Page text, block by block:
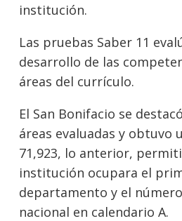
institución.
Las pruebas Saber 11
desarrollo de las
áreas del currículo.
El San Bonifacio se
áreas evaluadas y obtuvo
71,923, lo anterior,
institución ocupara el
departamento y el
nacional en calendario A.